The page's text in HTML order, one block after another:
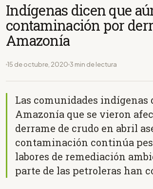
Indígenas dicen que
contaminación por
Amazonía
15 de octubre, 2020 3 min de lectura
Las comunidades indígenas
Amazonía que se vieron
derrame de crudo en abril
contaminación continúa
labores de remediación
parte de las petroleras han